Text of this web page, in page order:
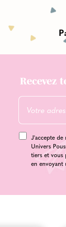
Recevez
J'accepte
Univers
tiers et vous
en envoyant